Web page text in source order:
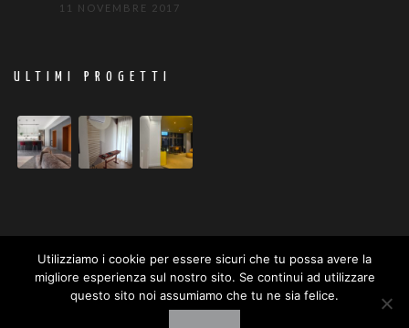
11 NOVEMBRE 2017
ULTIMI PROGETTI
Utilizziamo i cookie per essere sicuri che tu possa avere la
migliore esperienza sul nostro sito. Se continui ad utilizzare
questo sito noi assumiamo che tu ne sia felice.